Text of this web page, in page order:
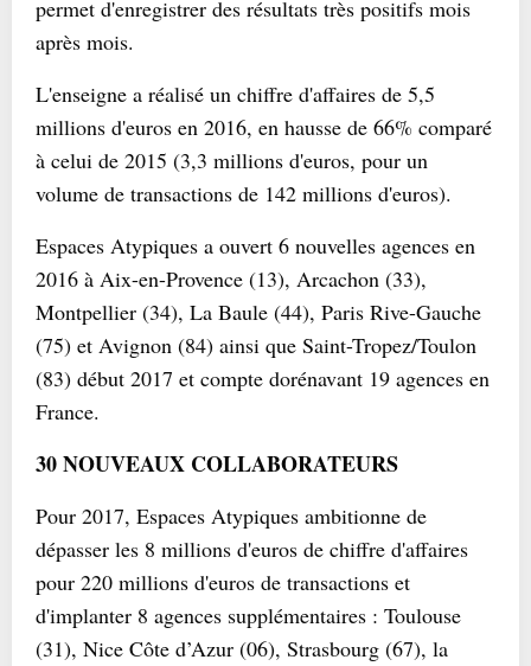
permet d'enregistrer des résultats très positifs mois
après mois.
L'enseigne a réalisé un chiffre d'affaires de 5,5
millions d'euros en 2016, en hausse de 66% comparé
à celui de 2015 (3,3 millions d'euros, pour un
volume de transactions de 142 millions d'euros).
Espaces Atypiques a ouvert 6 nouvelles agences en
2016 à Aix-en-Provence (13), Arcachon (33),
Montpellier (34), La Baule (44), Paris Rive-Gauche
(75) et Avignon (84) ainsi que Saint-Tropez/Toulon
(83) début 2017 et compte dorénavant 19 agences en
France.
30 NOUVEAUX COLLABORATEURS
Pour 2017, Espaces Atypiques ambitionne de
dépasser les 8 millions d'euros de chiffre d'affaires
pour 220 millions d'euros de transactions et
d'implanter 8 agences supplémentaires : Toulouse
(31), Nice Côte d’Azur (06), Strasbourg (67), la